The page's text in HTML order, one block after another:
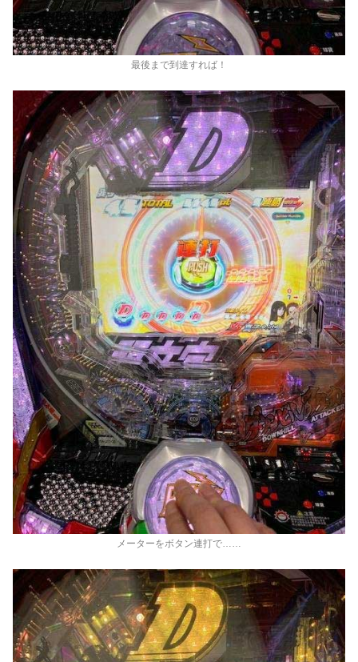
最後まで到達すれば！
メーターをボタン連打で……